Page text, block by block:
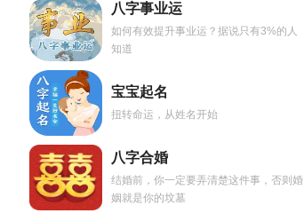
八字事业运
如何有效提升事业运？据说只有3%的人
知道
宝宝起名
扭转命运，从姓名开始
八字合婚
结婚前，你一定要弄清楚这件事，否则婚
姻就是你的坟墓